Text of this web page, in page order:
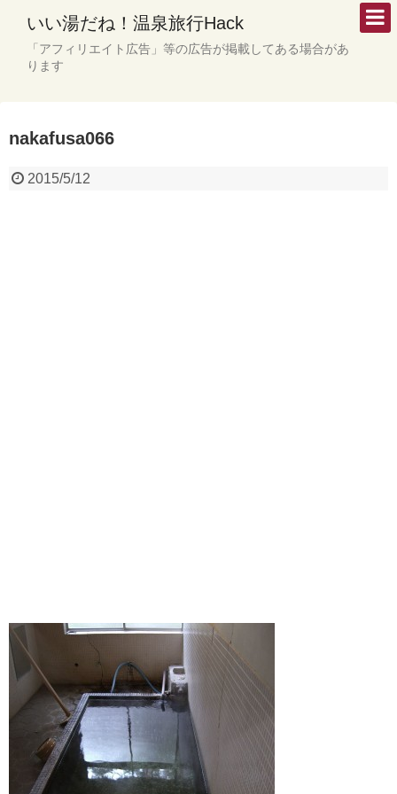
いい湯だね！温泉旅行Hack
「アフィリエイト広告」等の広告が掲載してある場合があ
ります
nakafusa066
2015/5/12